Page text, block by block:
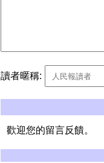
讀者暱稱:
歡迎您的留言反饋。